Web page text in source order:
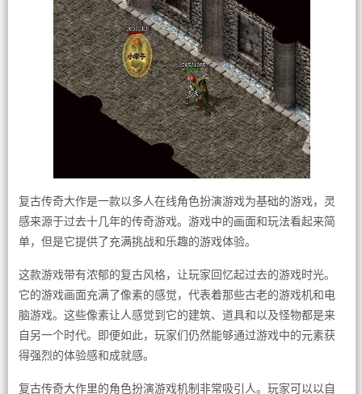
复古传奇大作是一款以多人在线角色扮演游戏为基础的游戏，灵
感来源于过去十几年的传奇游戏。游戏中的画面和玩法看起来简
单，但是它提供了充满挑战和乐趣的游戏体验。
这款游戏带有浓郁的复古风格，让玩家回忆起过去的游戏时光。
它的游戏画面充满了像素的感觉，代表着那些古老的游戏机和电
脑游戏。这些像素让人感觉到它的建筑、道具和以及怪物都是来
自另一个时代。即便如此，玩家们仍然能够通过游戏中的元素获
得强烈的体验感和成就感。
复古传奇大作里的角色扮演游戏机制非常吸引人。玩家可以以自